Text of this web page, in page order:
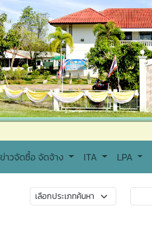
ข่าวจัดซื้อ จัดจ้าง ITA LPA